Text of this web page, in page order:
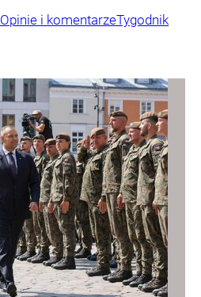
Opinie i komentarzeTygodnik